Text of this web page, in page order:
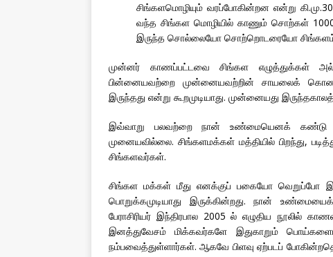
சிங்களமொழியும் வரப்போகின்றன என்று
வந்த சிங்கள மொழியில் காணும் சொற்கள்
இருந்த சொல்லையோ சொற்றொடரையோ
முன்னர் காணப்பட்டவை சிங்கள எழுத்துக்கள்
பின்னையவற்றை முன்னையவற்றின் சாயலைக்
இருந்தது என்று கூறமுடியாது. முன்னையது
இவ்வாறு பலவற்றை நான் உண்மையெனக் கண்டு
முனையவில்லை. சிங்களமக்கள் மத்தியில் பிறந்து,
சிங்களவர்கள்.
சிங்கள மக்கள் மீது எனக்குப் பகையோ
பொறுக்கமுடியாது இருக்கின்றது. நான்
பேராசிரியர் இந்திரபால 2005 ல் எழுதிய
இனத்துவேசம் மிக்கவர்களே இதுகாறும்
நம்பவைத்துள்ளார்கள். ஆகவே பிளவு ஏற்படப்